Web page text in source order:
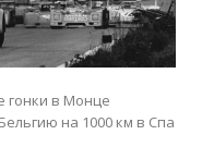
гонки в Монце
на 1000 км в Спа